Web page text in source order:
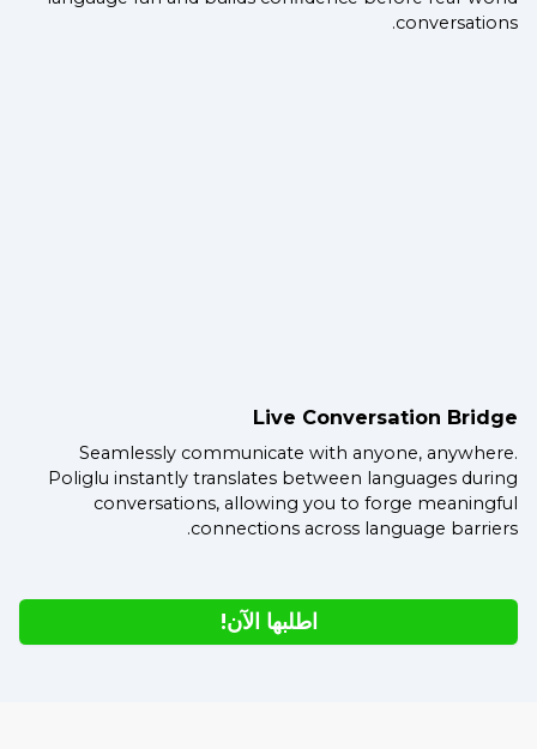
conversations.
Live Conversation Bridge
Seamlessly communicate with anyone, anywhere.
Poliglu instantly translates between languages during
conversations, allowing you to forge meaningful
connections across language barriers.
اطلبها الآن!